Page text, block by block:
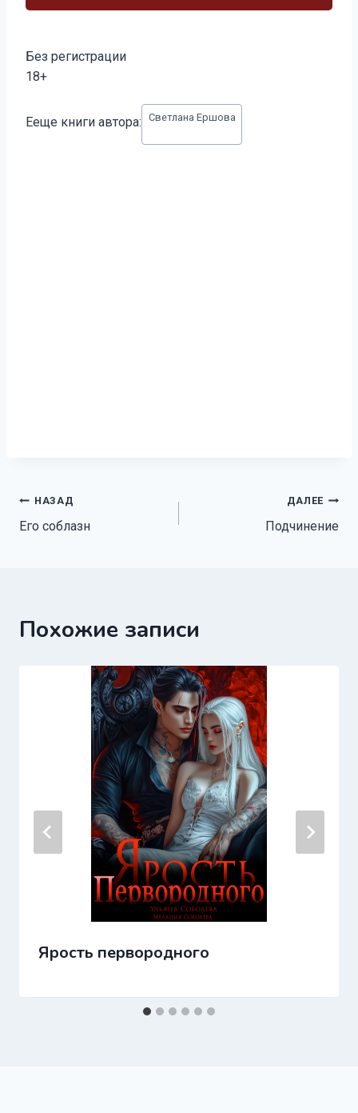
Без регистрации
18+
записи:
Ееще книги автора: Светлана Ершова
Навигация
по
НАЗАД
Его соблазн
ДАЛЕЕ
Подчинение
Похожие записи
Ярость первородного